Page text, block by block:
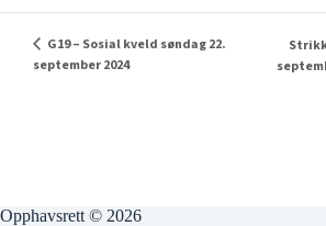
G19 – Sosial kveld søndag 22.
september 2024
Opphavsrett © 2026